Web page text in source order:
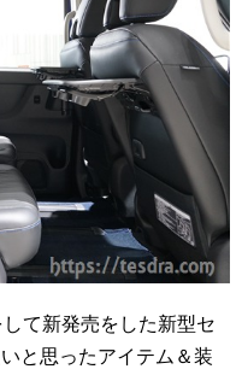
て新発売をした新型セ
と思ったアイテム＆装